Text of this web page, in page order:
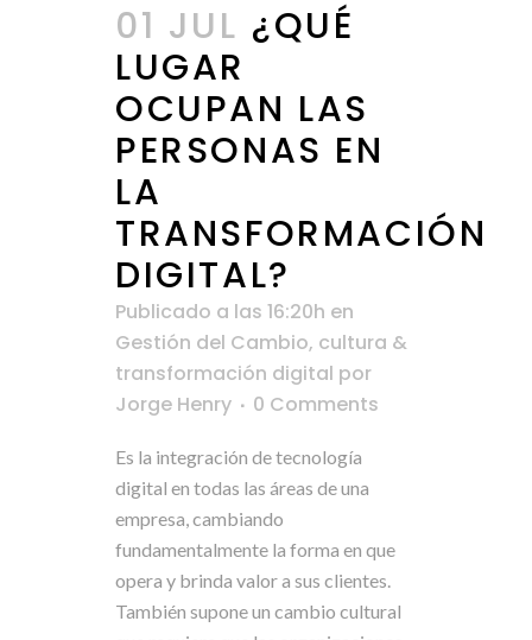
01 JUL ¿QUÉ
LUGAR
OCUPAN LAS
PERSONAS EN
LA
TRANSFORMACIÓN
DIGITAL?
Publicado a las 16:20h en
Gestión del Cambio, cultura &
transformación digital por
Jorge Henry
0 Comments
Es la integración de tecnología
digital en todas las áreas de una
empresa, cambiando
fundamentalmente la forma en que
opera y brinda valor a sus clientes.
También supone un cambio cultural